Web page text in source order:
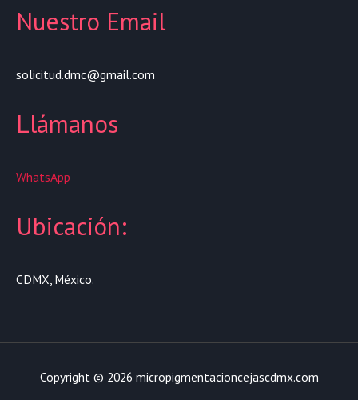
Nuestro Email
solicitud.dmc@gmail.com
Llámanos
WhatsApp
Ubicación:
CDMX, México.
Copyright © 2026 micropigmentacioncejascdmx.com